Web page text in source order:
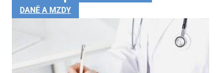
DANĚ A MZDY